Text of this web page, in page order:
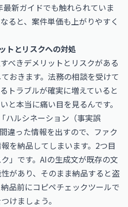
新ガイドでも触れられていま
ると、案件単価も上がりやすく
トとリスクへの対処
べきデメリットとリスクがある
おきます。法務の相談を受けて
トラブルが確実に増えていると
と本当に痛い目を見るんです。
ハルシネーション（事実誤
違った情報を出すので、ファク
を納品してしまいます。2つ目
」です。AIの生成文が既存の文
があり、そのまま納品すると盗
品前にコピペチェックツールで
けましょう。